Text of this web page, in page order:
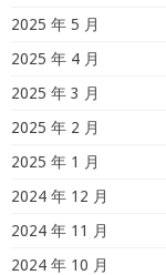
2025 年 5 月
2025 年 4 月
2025 年 3 月
2025 年 2 月
2025 年 1 月
2024 年 12 月
2024 年 11 月
2024 年 10 月